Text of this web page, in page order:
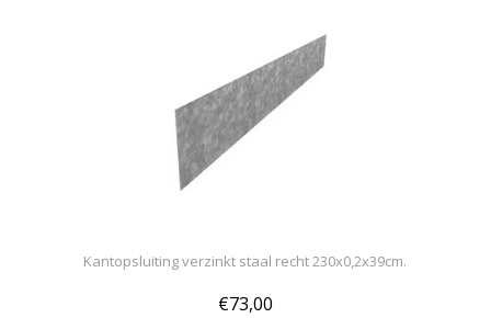
Kantopsluiting verzinkt staal recht 230x0,2x39cm.
€73,00